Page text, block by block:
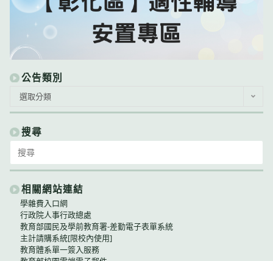
公告類別
類
別
選取分類
搜尋
for:
相關網站連結
學雜費入口網
行政院人事行政總處
教育部國民及學前教育署-差勤電子表單系統
主計請購系統[限校內使用]
教育體系單一簽入服務